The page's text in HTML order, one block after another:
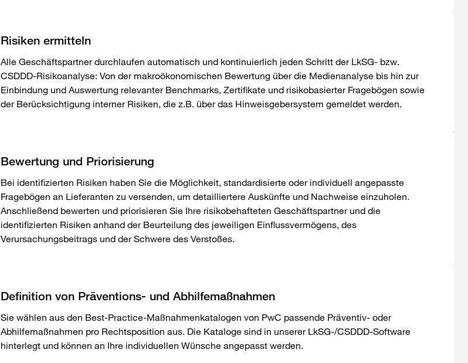
Risiken ermitteln
Alle Geschäftspartner durchlaufen automatisch und kontinuierlich jeden Schritt der LkSG- bzw.
CSDDD-Risikoanalyse: Von der makroökonomischen Bewertung über die Medienanalyse bis hin zur
Einbindung und Auswertung relevanter Benchmarks, Zertifikate und risikobasierter Fragebögen sowie
der Berücksichtigung interner Risiken, die z.B. über das Hinweisgebersystem gemeldet werden.
Bewertung und Priorisierung
Bei identifizierten Risiken haben Sie die Möglichkeit, standardisierte oder individuell angepasste
Fragebögen an Lieferanten zu versenden, um detailliertere Auskünfte und Nachweise einzuholen.
Anschließend bewerten und priorisieren Sie Ihre risikobehafteten Geschäftspartner und die
identifizierten Risiken anhand der Beurteilung des jeweiligen Einflussvermögens, des
Verursachungsbeitrags und der Schwere des Verstoßes.
Definition von Präventions- und Abhilfemaßnahmen
Sie wählen aus den Best-Practice-Maßnahmenkatalogen von PwC passende Präventiv- oder
Abhilfemaßnahmen pro Rechtsposition aus. Die Kataloge sind in unserer LkSG-/CSDDD-Software
hinterlegt und können an Ihre individuellen Wünsche angepasst werden.